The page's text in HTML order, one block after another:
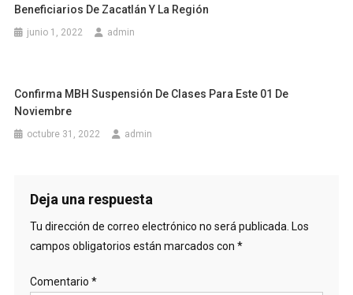
Beneficiarios De Zacatlán Y La Región
junio 1, 2022 admin
Confirma MBH Suspensión De Clases Para Este 01 De
Noviembre
octubre 31, 2022 admin
Deja una respuesta
Tu dirección de correo electrónico no será publicada. Los
campos obligatorios están marcados con *
Comentario *